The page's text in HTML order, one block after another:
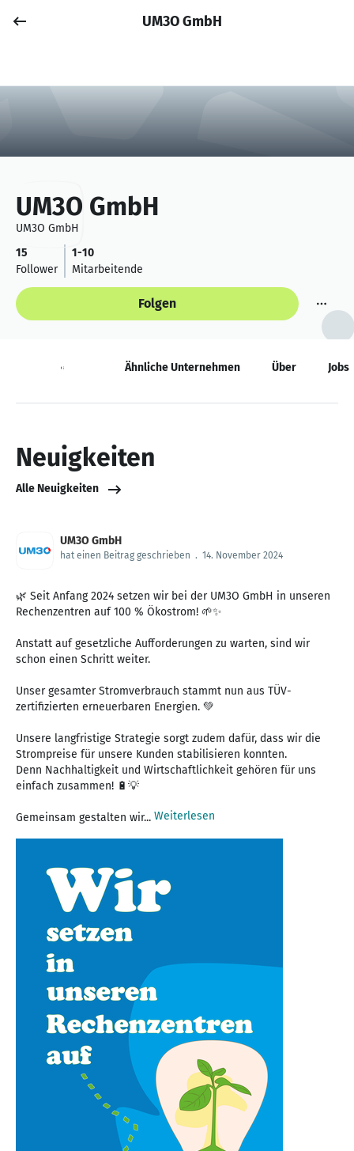
Anmelden
UM3O GmbH
UM3O GmbH
UM3O GmbH
15
Follower
1-10
Mitarbeitende
Folgen
Neuigkeiten Ähnliche Unternehmen Über Jobs
Neuigkeiten
Alle Neuigkeiten
UM3O GmbH
hat einen Beitrag geschrieben . 14. November 2024
🌿 Seit Anfang 2024 setzen wir bei der UM3O GmbH in unseren
Rechenzentren auf 100 % Ökostrom! 🌱✨
Anstatt auf gesetzliche Aufforderungen zu warten, sind wir
schon einen Schritt weiter.
Unser gesamter Stromverbrauch stammt nun aus TÜV-
zertifizierten erneuerbaren Energien. 💚
Unsere langfristige Strategie sorgt zudem dafür, dass wir die
Strompreise für unsere Kunden stabilisieren konnten.
Denn Nachhaltigkeit und Wirtschaftlichkeit gehören für uns
einfach zusammen! 🔋💡
Gemeinsam gestalten wir... Weiterlesen